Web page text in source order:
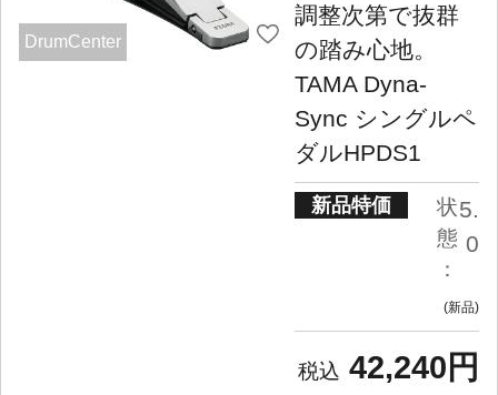
DrumCenter
調整次第で抜群
の踏み心地。
TAMA Dyna-
Sync シングルペ
ダルHPDS1
新品特価
状
態
：
5.
0
新品
42,240円